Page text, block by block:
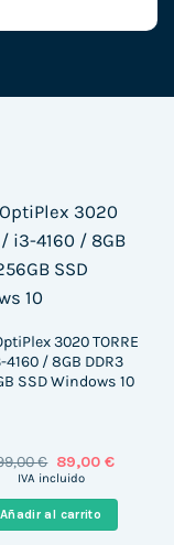
3020 TORRE
4160 / 8GB DDR3
SSD Windows 10
€ El
precio
era:
599,00 €.
89,00 €El
es:
IVA incluido
Añadir al carrito